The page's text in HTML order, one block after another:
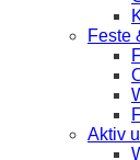
Feste
Aktiv